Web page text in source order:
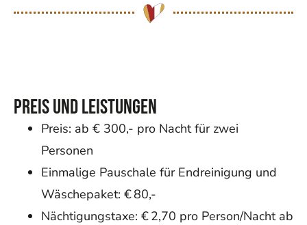
Preis und Leistungen
Preis: ab € 300,- pro Nacht für zwei
Personen
Einmalige Pauschale für Endreinigung und
Wäschepaket: € 80,-
Nächtigungstaxe: € 2,70 pro Person/Nacht ab